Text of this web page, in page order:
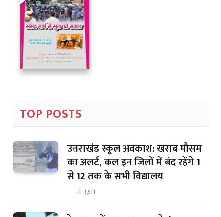
TOP POSTS
उत्तराखंड स्कूल अवकाश: खराब मौसम
का अलर्ट, कल इन जिलों में बंद रहेंगे 1
से 12 तक के सभी विद्यालय
1,511